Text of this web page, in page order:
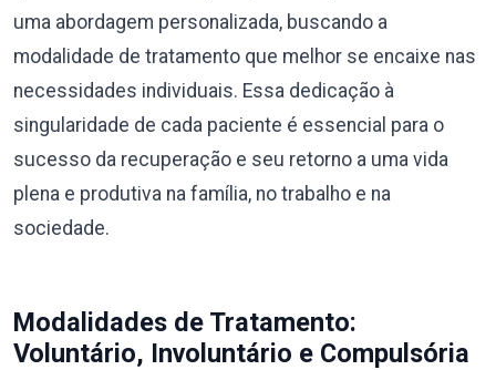
uma abordagem personalizada, buscando a
modalidade de tratamento que melhor se encaixe nas
necessidades individuais. Essa dedicação à
singularidade de cada paciente é essencial para o
sucesso da recuperação e seu retorno a uma vida
plena e produtiva na família, no trabalho e na
sociedade.
Modalidades de Tratamento:
Voluntário, Involuntário e Compulsória